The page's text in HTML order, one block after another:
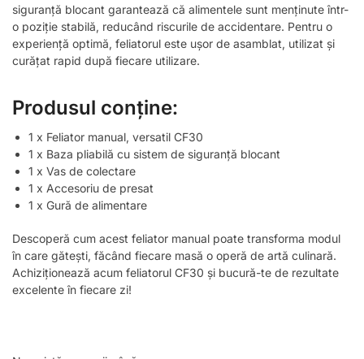
siguranță blocant garantează că alimentele sunt menținute într-
o poziție stabilă, reducând riscurile de accidentare. Pentru o
experiență optimă, feliatorul este ușor de asamblat, utilizat și
curățat rapid după fiecare utilizare.
Produsul conține:
1 x Feliator manual, versatil CF30
1 x Baza pliabilă cu sistem de siguranță blocant
1 x Vas de colectare
1 x Accesoriu de presat
1 x Gură de alimentare
Descoperă cum acest feliator manual poate transforma modul
în care gătești, făcând fiecare masă o operă de artă culinară.
Achiziționează acum feliatorul CF30 și bucură-te de rezultate
excelente în fiecare zi!